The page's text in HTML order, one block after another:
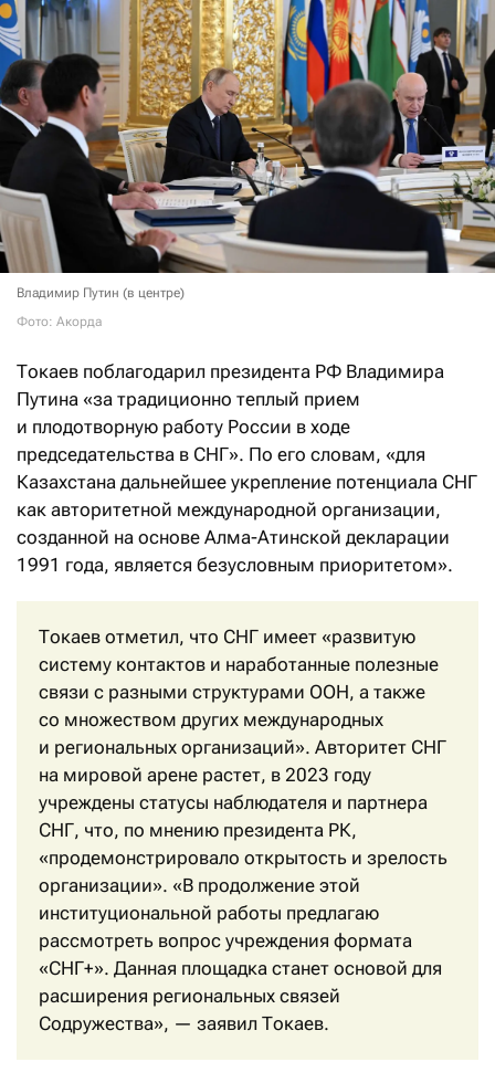
Владимир Путин (в центре)
Фото: Акорда
Токаев поблагодарил президента РФ Владимира
Путина «за традиционно теплый прием
и плодотворную работу России в ходе
председательства в СНГ». По его словам, «для
Казахстана дальнейшее укрепление потенциала СНГ
как авторитетной международной организации,
созданной на основе Алма-Атинской декларации
1991 года, является безусловным приоритетом».
Токаев отметил, что СНГ имеет «развитую
систему контактов и наработанные полезные
связи с разными структурами ООН, а также
со множеством других международных
и региональных организаций». Авторитет СНГ
на мировой арене растет, в 2023 году
учреждены статусы наблюдателя и партнера
СНГ, что, по мнению президента РК,
«продемонстрировало открытость и зрелость
организации». «В продолжение этой
институциональной работы предлагаю
рассмотреть вопрос учреждения формата
«СНГ+». Данная площадка станет основой для
расширения региональных связей
Содружества», — заявил Токаев.